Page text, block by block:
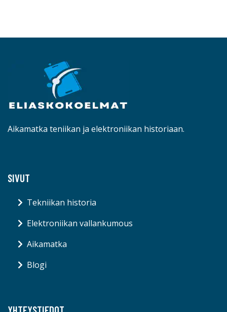
Aikamatka teniikan ja elektroniikan historiaan.
SIVUT
Tekniikan historia
Elektroniikan vallankumous
Aikamatka
Blogi